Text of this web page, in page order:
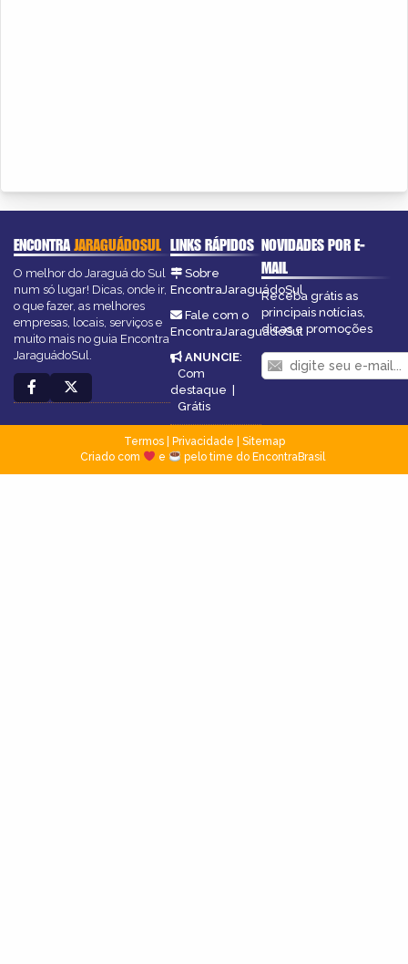
ENCONTRAJARAGUÁDOSUL
O melhor do Jaraguá do Sul
num só lugar! Dicas, onde ir,
o que fazer, as melhores
empresas, locais, serviços e
muito mais no guia Encontra
JaraguádoSul.
LINKS RÁPIDOS
Sobre
EncontraJaraguádoSul
Fale com o
EncontraJaraguádoSul
ANUNCIE:
Com
destaque |
Grátis
NOVIDADES POR E-
MAIL
Receba grátis as
principais notícias,
dicas e promoções
Termos| Privacidade
Sitemap
Criado com
e pelo time do EncontraBrasil